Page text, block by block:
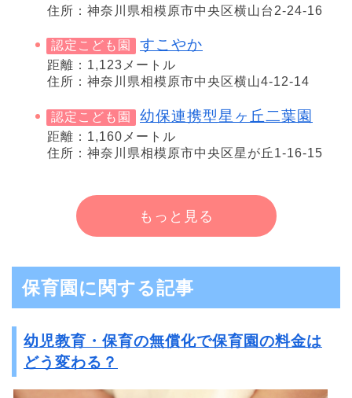
住所：神奈川県相模原市中央区横山台2-24-16
認定こども園 すこやか
距離：1,123メートル
住所：神奈川県相模原市中央区横山4-12-14
認定こども園 幼保連携型星ヶ丘二葉園
距離：1,160メートル
住所：神奈川県相模原市中央区星が丘1-16-15
もっと見る
保育園に関する記事
幼児教育・保育の無償化で保育園の料金は
どう変わる？